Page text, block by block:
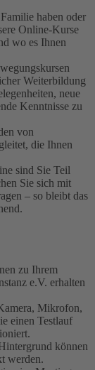
haben oder
Online-Kurse
wo es Ihnen
Weiterbildung
neue
Kenntnisse zu
von
die Ihnen
sind Sie Teil
Sie sich mit
– so bleibt das
zu Ihrem
e.V. erhalten
Mikrofon,
einen Testlauf
können
werden.